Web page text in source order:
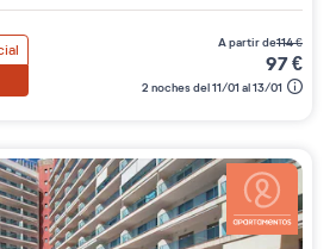
a partir de114€
97€
2 noches del 11/01 al 13/01